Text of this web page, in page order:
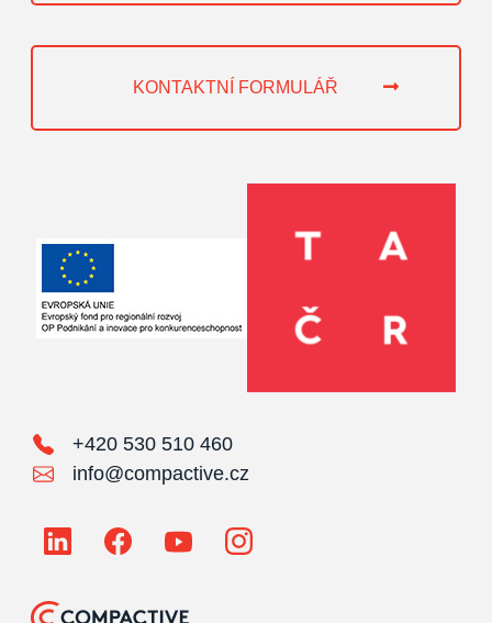
KONTAKTNÍ FORMULÁŘ
+420 530 510 460
info@compactive.cz